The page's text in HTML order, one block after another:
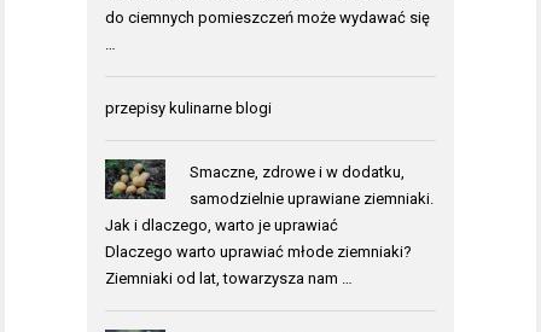
do ciemnych pomieszczeń może wydawać się
…
przepisy kulinarne blogi
Smaczne, zdrowe i w dodatku,
samodzielnie uprawiane ziemniaki.
Jak i dlaczego, warto je uprawiać
Dlaczego warto uprawiać młode ziemniaki?
Ziemniaki od lat, towarzysza nam …